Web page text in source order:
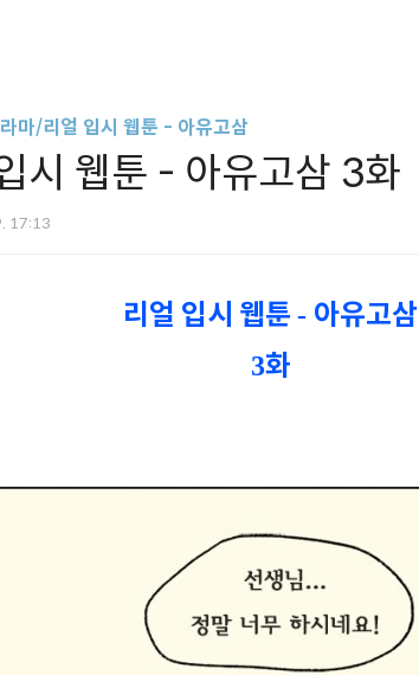
마/리얼 입시 웹툰 - 아유고삼
시 웹툰 - 아유고삼 3화
17:13
리얼 입시 웹툰- 아유고삼
3화